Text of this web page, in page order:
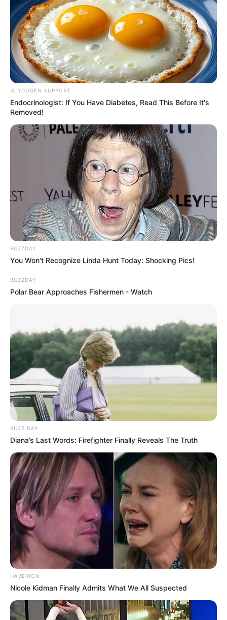
1. Bikin pangling, Aurora sangat beda di sesi pemotretan
2. Menghayati peran dengan wajah juteknya di filmSeperti
Hujan yang Turun ke Bumi
(foto: instagram/auroraribero)
3. Momen ulang tahunnya ke-16 di tahun 2020
GLYCOGEN SUPPORT
Endocrinologist: If You Have Diabetes, Read This Before It's
Removed!
BUZZDAY
You Won't Recognize Linda Hunt Today: Shocking Pics!
BUZZDAY
Polar Bear Approaches Fishermen - Watch
BUZZ DAY
Diana’s Last Words: Firefighter Finally Reveals The Truth
HABERION
Nicole Kidman Finally Admits What We All Suspected